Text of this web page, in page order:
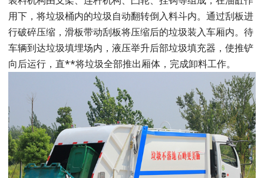
用下，将垃圾桶内的垃圾自动翻转倒入料斗内。通过刮板进
行破碎压缩，滑板带动刮板将压缩后的垃圾装入车厢内。待
车辆到达垃圾填埋场内，液压举升后部垃圾填充器，使推铲
向后运行，直**将垃圾全部推出厢体，完成卸料工作。